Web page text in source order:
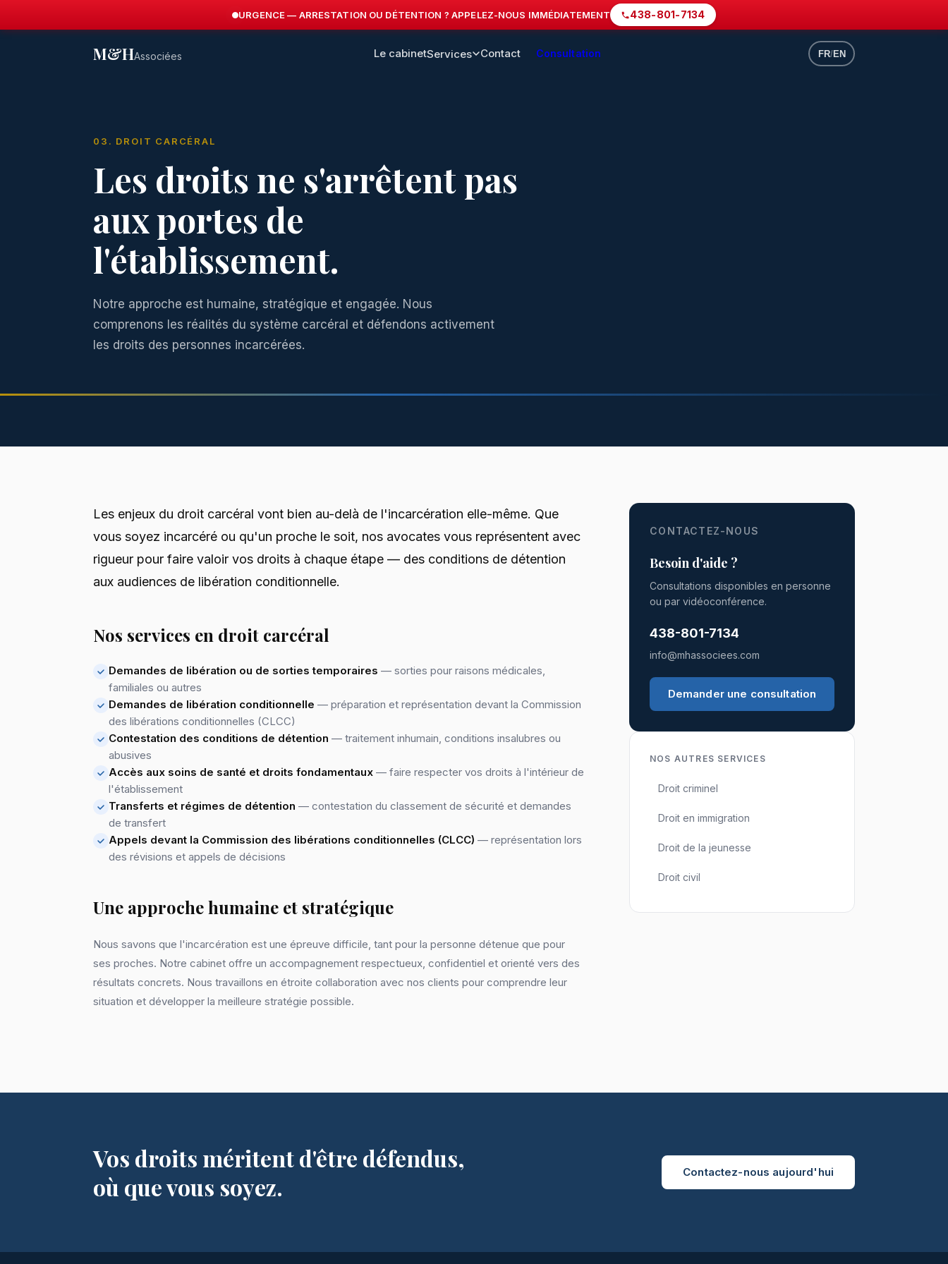
URGENCE — ARRESTATION OU DÉTENTION ? APPELEZ-NOUS IMMÉDIATEMENT 438-801-7134
M&HAssociées Le cabinetServices Contact Consultation FR/EN
03. DROIT CARCÉRAL
Les droits ne s'arrêtent pas
aux portes de
l'établissement.
Notre approche est humaine, stratégique et engagée. Nous
comprenons les réalités du système carcéral et défendons activement
les droits des personnes incarcérées.
Les enjeux du droit carcéral vont bien au-delà de l'incarcération elle-même. Que
vous soyez incarcéré ou qu'un proche le soit, nos avocates vous représentent avec
rigueur pour faire valoir vos droits à chaque étape — des conditions de détention
aux audiences de libération conditionnelle.
Nos services en droit carcéral
Demandes de libération ou de sorties temporaires — sorties pour raisons médicales,
familiales ou autres
Demandes de libération conditionnelle — préparation et représentation devant la Commission
des libérations conditionnelles (CLCC)
Contestation des conditions de détention — traitement inhumain, conditions insalubres ou
abusives
Accès aux soins de santé et droits fondamentaux — faire respecter vos droits à l'intérieur de
l'établissement
Transferts et régimes de détention — contestation du classement de sécurité et demandes
de transfert
Appels devant la Commission des libérations conditionnelles (CLCC) — représentation lors
des révisions et appels de décisions
Une approche humaine et stratégique
Nous savons que l'incarcération est une épreuve difficile, tant pour la personne détenue que pour
ses proches. Notre cabinet offre un accompagnement respectueux, confidentiel et orienté vers des
résultats concrets. Nous travaillons en étroite collaboration avec nos clients pour comprendre leur
situation et développer la meilleure stratégie possible.
CONTACTEZ-NOUS
Besoin d'aide ?
Consultations disponibles en personne
ou par vidéoconférence.
438-801-7134
info@mhassociees.com
Demander une consultation
NOS AUTRES SERVICES
Droit criminel
Droit en immigration
Droit de la jeunesse
Droit civil
Vos droits méritent d'être défendus,
où que vous soyez.
Contactez-nous aujourd'hui